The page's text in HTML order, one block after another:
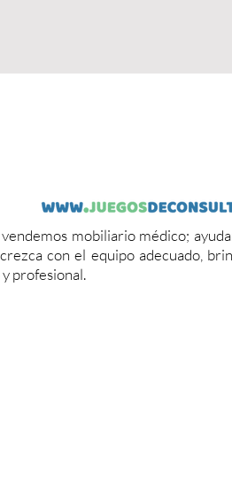
mobiliario médico;
con el equipo adecuado,
profesional.